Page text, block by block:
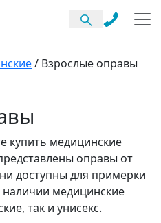
/ Взрослые оправы
купить медицинские
оправы от
доступны для примерки
медицинские
так и унисекс.